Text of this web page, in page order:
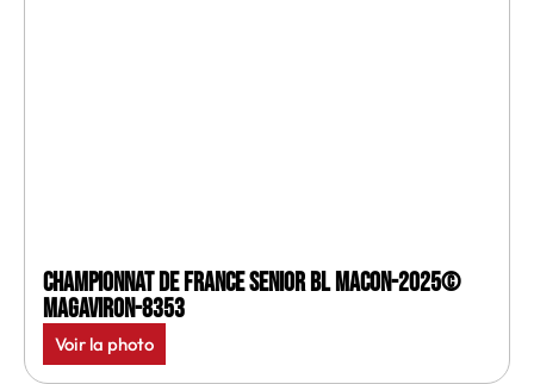
Championnat de France senior BL Macon-2025©
MagAviron-8353
Voir la photo